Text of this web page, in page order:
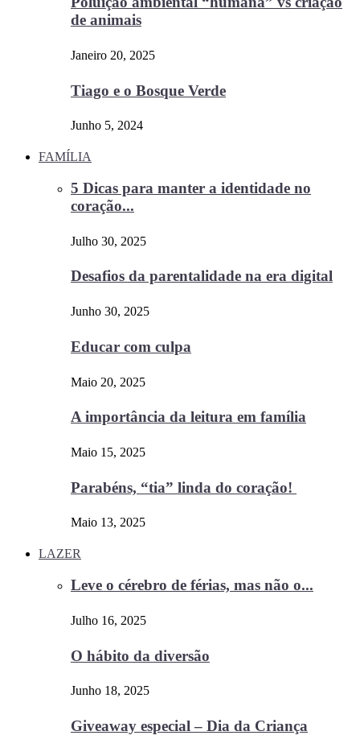
de animais
Janeiro 20, 2025
Tiago e o Bosque Verde
Junho 5, 2024
FAMÍLIA
5 Dicas para manter a identidade no
coração...
Julho 30, 2025
Desafios da parentalidade na era digital
Junho 30, 2025
Educar com culpa
Maio 20, 2025
A importância da leitura em família
Maio 15, 2025
Parabéns, “tia” linda do coração!
Maio 13, 2025
LAZER
Leve o cérebro de férias, mas não o...
Julho 16, 2025
O hábito da diversão
Junho 18, 2025
Giveaway especial – Dia da Criança